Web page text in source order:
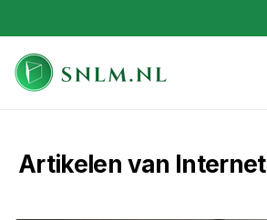
Artikelen van Internet